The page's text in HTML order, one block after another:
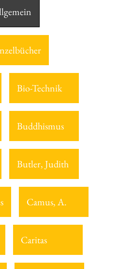
Bio-Technik
Buddhismus
Butler, Judith
Camus, A.
Caritas